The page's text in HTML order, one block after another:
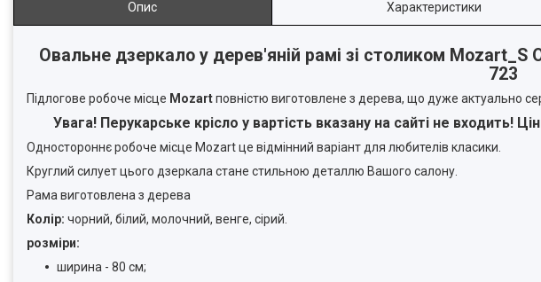
Опис Характеристики
Овальне дзеркало у дерев'яній рамі зі столиком
723
Підлогове робоче місце Mozartповністю виготовлене з дерева, що дуже актуально
Увага! Перукарське крісло у вартість вказану на сайті не входить!
Одностороннє робоче місце Mozart це відмінний варіант для любителів класики.
Круглий силует цього дзеркала стане стильною деталлю Вашого салону.
Рама виготовлена з дерева
Колір: чорний, білий, молочний, венге, сірий.
розміри:
ширина - 80 см;